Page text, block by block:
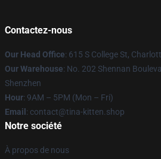
Contactez-nous
Our Head Office: 615 S College St,
Our Warehouse: No. 202 Shennan
Shenzhen
Hour: 9AM – 5PM (Mon – Fri)
Email : contact@tina-kitten.shop
Notre société
À propos de nous